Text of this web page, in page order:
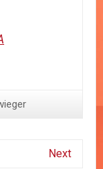
Next